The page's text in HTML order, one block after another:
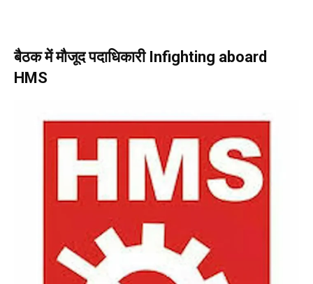
बैठक में मौजूद पदाधिकारी Infighting aboard
HMS